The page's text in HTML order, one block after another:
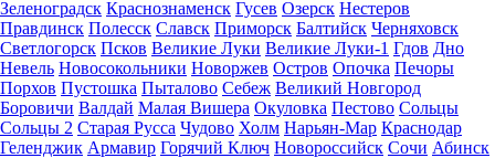
Зеленоградск Краснознаменск Гусев Озерск Нестеров
Правдинск Полесск Славск Приморск Балтийск Черняховск
Светлогорск Псков Великие Луки Великие Луки-1 Гдов Дно
Невель Новосокольники Новоржев Остров Опочка Печоры
Порхов Пустошка Пыталово Себеж Великий Новгород
Боровичи Валдай Малая Вишера Окуловка Пестово Сольцы
Сольцы 2 Старая Русса Чудово Холм Нарьян-Мар Краснодар
Геленджик Армавир Горячий Ключ Новороссийск Сочи Абинск